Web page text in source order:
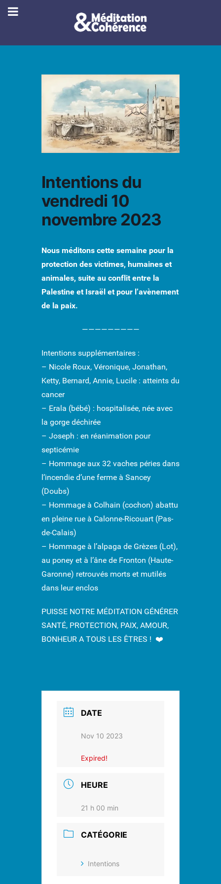
Intentions du
vendredi 10
novembre 2023
Nous méditons cette semaine pour la
protection des victimes, humaines et
animales, suite au conflit entre la
Palestine et Israël et pour l’avènement
de la paix.
—————————
Intentions supplémentaires :
– Nicole Roux, Véronique, Jonathan,
Ketty, Bernard, Annie, Lucile : atteints du
cancer
– Erala (bébé) : hospitalisée, née avec
la gorge déchirée
– Joseph : en réanimation pour
septicémie
– Hommage aux 32 vaches péries dans
l’incendie d’une ferme à Sancey
(Doubs)
– Hommage à Colhain (cochon) abattu
en pleine rue à Calonne-Ricouart (Pas-
de-Calais)
– Hommage à l’alpaga de Grèzes (Lot),
au poney et à l’âne de Fronton (Haute-
Garonne) retrouvés morts et mutilés
dans leur enclos
PUISSE NOTRE MÉDITATION GÉNÉRER
SANTÉ, PROTECTION, PAIX, AMOUR,
BONHEUR A TOUS LES ÊTRES ! ❤️
DATE
Nov 10 2023
Expired!
HEURE
21 h 00 min
CATÉGORIE
Intentions